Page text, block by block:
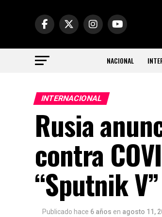
NACIONAL
INTERNACIONAL
Rusia
contra
“Sputnik V”
Publicado hace 6 años en agosto 11,